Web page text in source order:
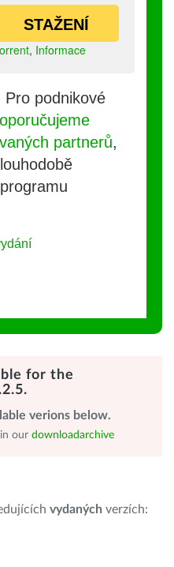
STAŽENÍ
, Informace
Pro podnikové
partnerů,
for the
verions below.
our downloadarchive
vydaných verzích: